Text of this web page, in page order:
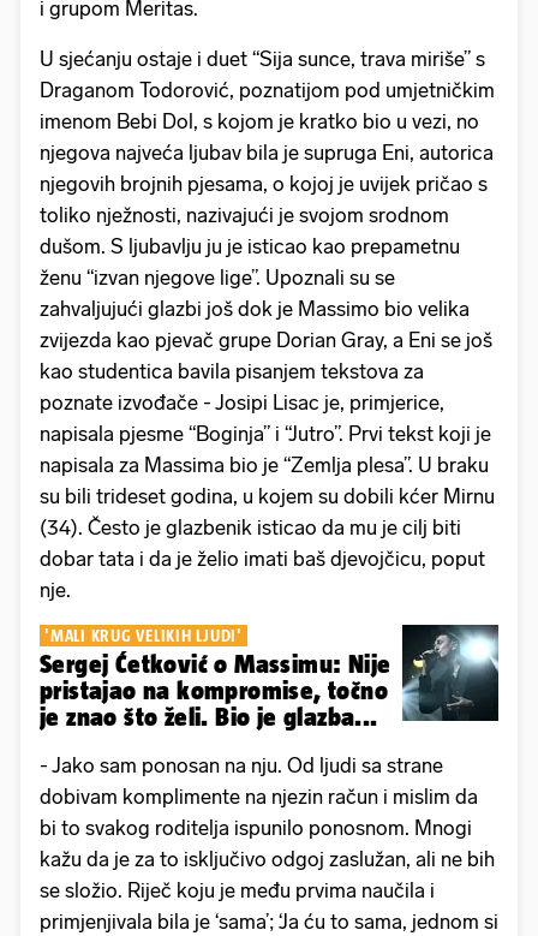
i grupom Meritas.
U sjećanju ostaje i duet “Sija sunce, trava miriše” s
Draganom Todorović, poznatijom pod umjetničkim
imenom Bebi Dol, s kojom je kratko bio u vezi, no
njegova najveća ljubav bila je supruga Eni, autorica
njegovih brojnih pjesama, o kojoj je uvijek pričao s
toliko nježnosti, nazivajući je svojom srodnom
dušom. S ljubavlju ju je isticao kao prepametnu
ženu “izvan njegove lige”. Upoznali su se
zahvaljujući glazbi još dok je Massimo bio velika
zvijezda kao pjevač grupe Dorian Gray, a Eni se još
kao studentica bavila pisanjem tekstova za
poznate izvođače - Josipi Lisac je, primjerice,
napisala pjesme “Boginja” i “Jutro”. Prvi tekst koji je
napisala za Massima bio je “Zemlja plesa”. U braku
su bili trideset godina, u kojem su dobili kćer Mirnu
(34). Često je glazbenik isticao da mu je cilj biti
dobar tata i da je želio imati baš djevojčicu, poput
nje.
'MALI KRUG VELIKIH LJUDI'
Sergej Ćetković o Massimu: Nije
pristajao na kompromise, točno
je znao što želi. Bio je glazba...
- Jako sam ponosan na nju. Od ljudi sa strane
dobivam komplimente na njezin račun i mislim da
bi to svakog roditelja ispunilo ponosnom. Mnogi
kažu da je za to isključivo odgoj zaslužan, ali ne bih
se složio. Riječ koju je među prvima naučila i
primjenjivala bila je ‘sama’; ‘Ja ću to sama, jednom si